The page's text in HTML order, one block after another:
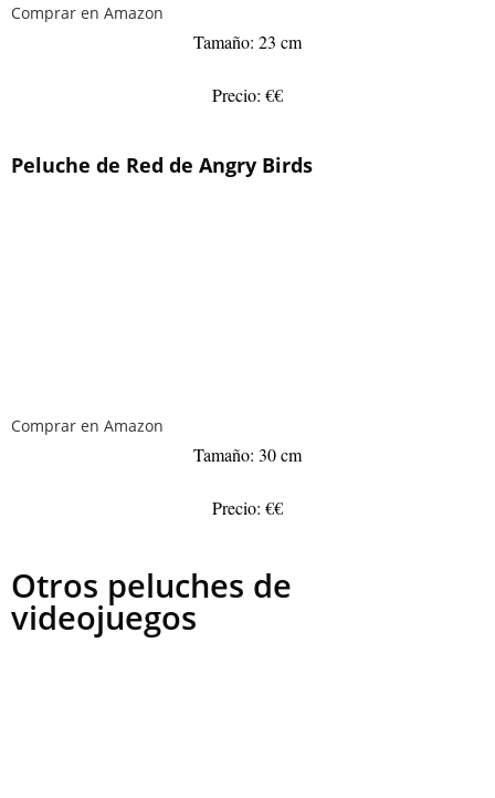
Comprar en Amazon
Tamaño: 23 cm
Precio: €€
Peluche de Red de Angry Birds
Comprar en Amazon
Tamaño: 30 cm
Precio: €€
Otros peluches de
videojuegos